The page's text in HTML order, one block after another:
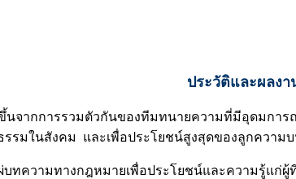
ประวัติและผลงา
ารรวมตัวกันของทีมทนายความที่มีอุดมการณ์ใ
รมในสังคม และเพื่อประโยชน์สูงสุดของลูกควา
มทางกฎหมายเพื่อประโยชน์และความรู้แก่ผู้ที่